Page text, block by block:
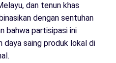
dan tenun khas
dengan sentuhan
bahwa partisipasi ini
daya saing produk lokal di